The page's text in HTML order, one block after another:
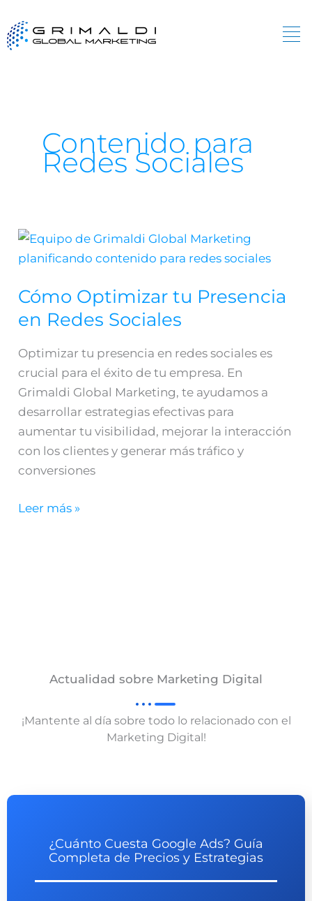
contenido
Contenido para
Redes Sociales
Cómo Optimizar tu Presencia
en Redes Sociales
Optimizar tu presencia en redes sociales es
crucial para el éxito de tu empresa. En
Grimaldi Global Marketing, te ayudamos a
desarrollar estrategias efectivas para
aumentar tu visibilidad, mejorar la interacción
con los clientes y generar más tráfico y
conversiones
Cómo
Optimizar
Presencia
en
Sociales
Leer más »
Actualidad sobre Marketing Digital
¡Mantente al día sobre todo lo relacionado con el
Marketing Digital!
¿Cuánto Cuesta Google Ads? Guía
Completa de Precios y Estrategias